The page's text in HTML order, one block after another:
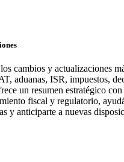
cambios y actualizaciones
aduanas, ISR, impuestos,
un resumen estratégico
fiscal y regulatorio,
y anticiparte a nuevas